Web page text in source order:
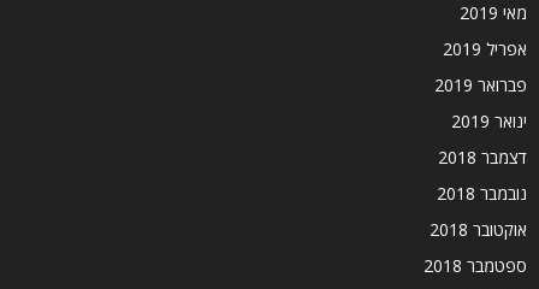
מאי 2019
אפריל 2019
פברואר 2019
ינואר 2019
דצמבר 2018
נובמבר 2018
אוקטובר 2018
ספטמבר 2018